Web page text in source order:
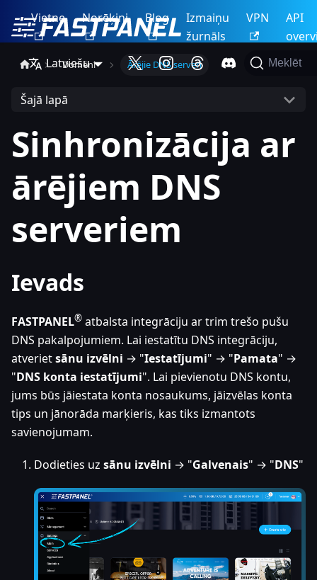
Vietne Norēķini Blog
Izmaiņu
žurnāls
VPN
API
Latviešu
Meklēt
Domēni Ārējie DNS serveri
Šajā lapā
Sinhronizācija ar
ārējiem DNS
serveriem
Ievads
FASTPANEL® atbalsta integrāciju ar trim trešo pušu
DNS pakalpojumiem. Lai iestatītu DNS integrāciju,
atverietsānu izvēlni → "Iestatījumi" → "Pamata" →
"DNS konta iestatījumi". Lai pievienotu DNS kontu,
jums būs jāiestata konta nosaukums, jāizvēlas konta
tips un jānorāda marķieris, kas tiks izmantots
savienojumam.
Dodieties uz sānu izvēlni → "Galvenais" → "DNS"